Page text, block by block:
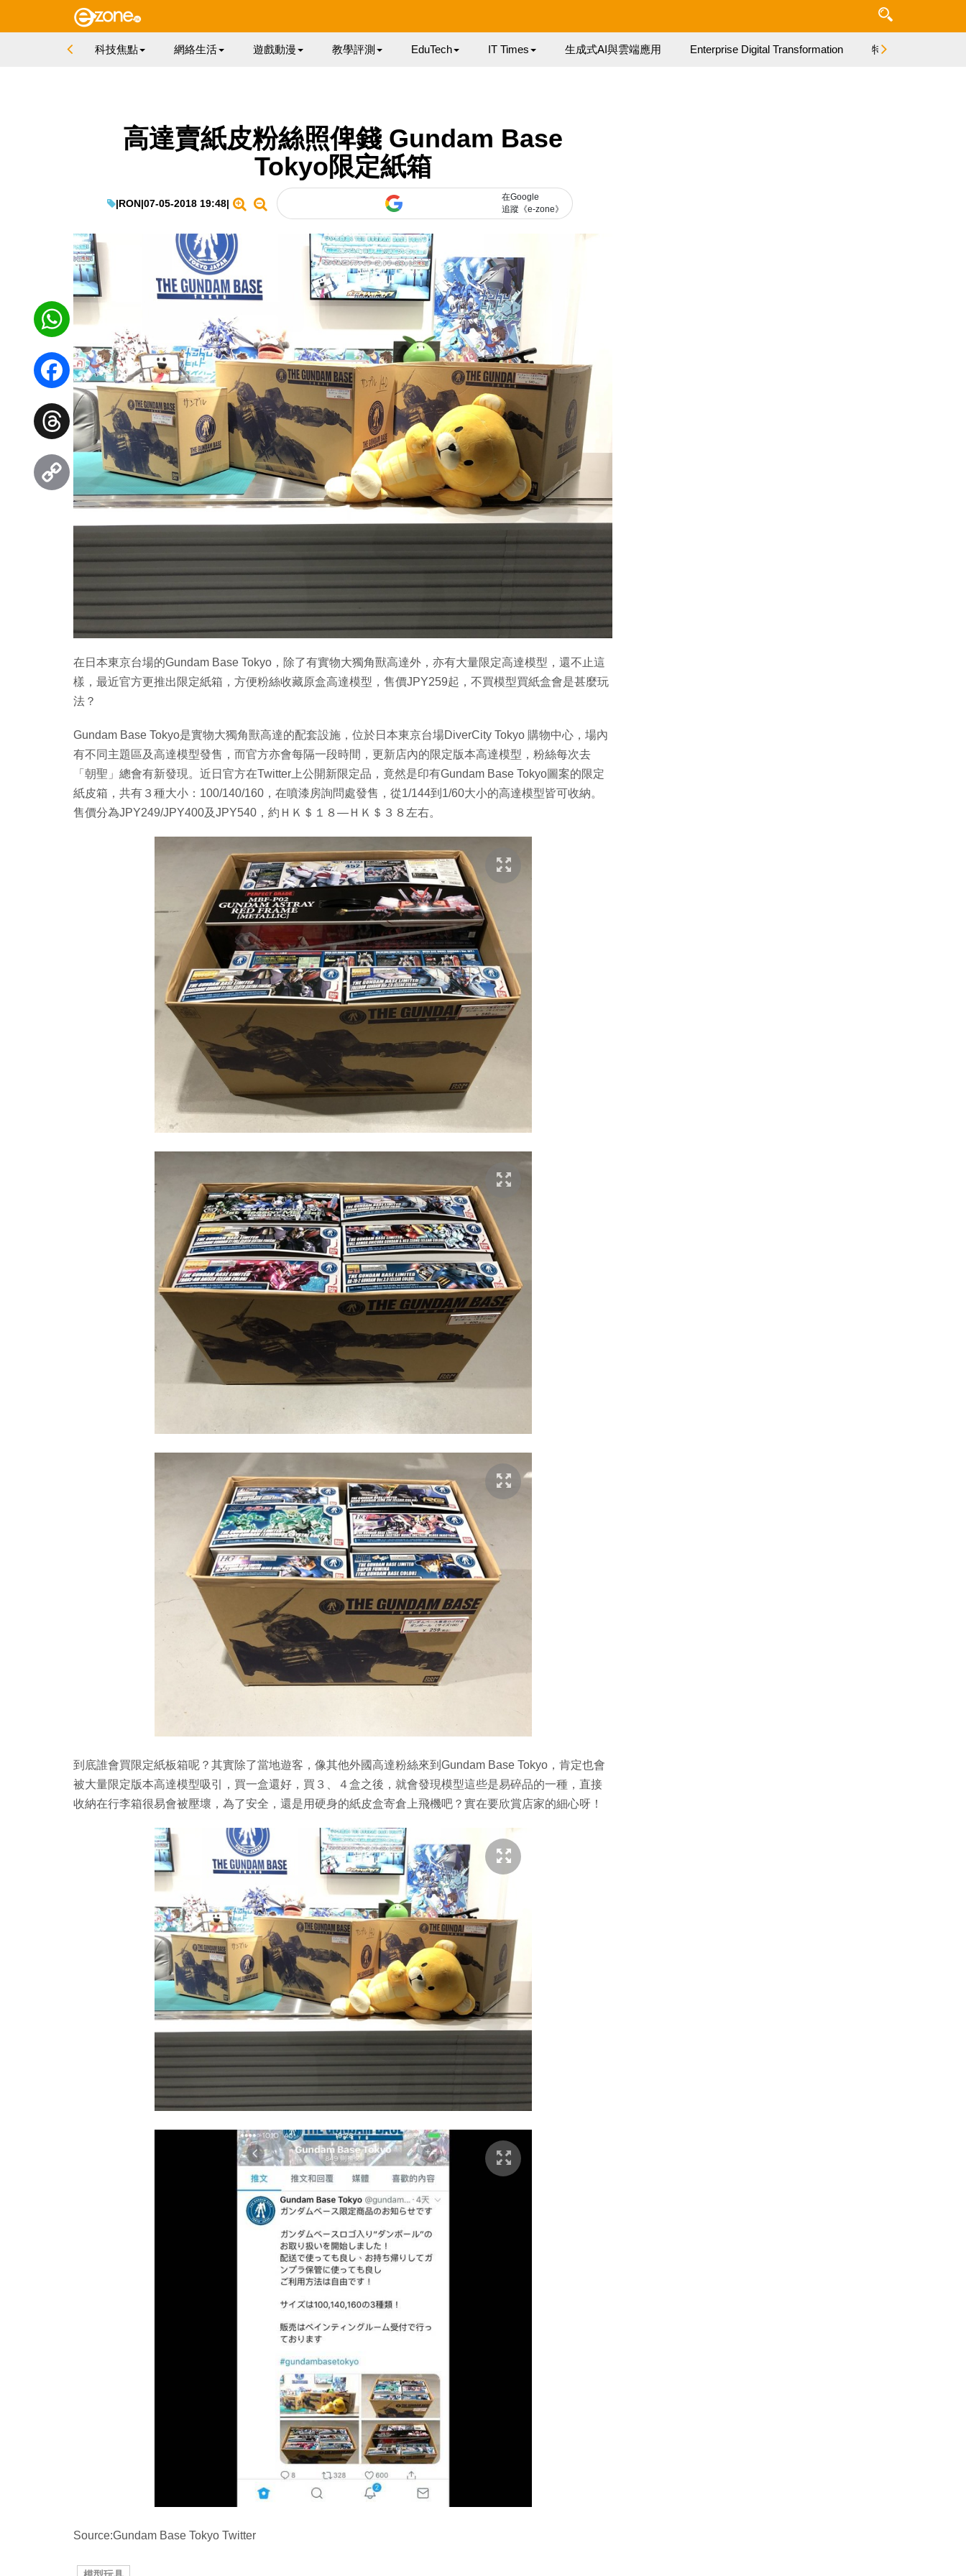
科技焦點 網絡生活 遊戲動漫 教學評測 EduTech IT Times 生成式AI與雲端應用 Enterprise Digital Transformation 特集
高達賣紙皮粉絲照俾錢 Gundam Base
Tokyo限定紙箱
|RON|07-05-2018 19:48|
在Google
追蹤《e-zone》
在日本東京台場的Gundam Base Tokyo，除了有實物大獨角獸高達外，亦有大量限定高達模型，還不止這
樣，最近官方更推出限定紙箱，方便粉絲收藏原盒高達模型，售價JPY259起，不買模型買紙盒會是甚麼玩
法？
Gundam Base Tokyo是實物大獨角獸高達的配套設施，位於日本東京台場DiverCity Tokyo 購物中心，場內
有不同主題區及高達模型發售，而官方亦會每隔一段時間，更新店內的限定版本高達模型，粉絲每次去
「朝聖」總會有新發現。近日官方在Twitter上公開新限定品，竟然是印有Gundam Base Tokyo圖案的限定
紙皮箱，共有３種大小：100/140/160，在噴漆房詢問處發售，從1/144到1/60大小的高達模型皆可收納。
售價分為JPY249/JPY400及JPY540，約ＨＫ＄１８—ＨＫ＄３８左右。
到底誰會買限定紙板箱呢？其實除了當地遊客，像其他外國高達粉絲來到Gundam Base Tokyo，肯定也會
被大量限定版本高達模型吸引，買一盒還好，買３、４盒之後，就會發現模型這些是易碎品的一種，直接
收納在行李箱很易會被壓壞，為了安全，還是用硬身的紙皮盒寄倉上飛機吧？實在要欣賞店家的細心呀！
Source:Gundam Base Tokyo Twitter
WhatsApp
Facebook
Threads
Copy